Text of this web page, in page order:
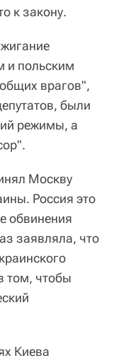
к закону.
и польским
врагов",
были
режимы, а
Москву
Россия это
обвинения
заявляла, что
том, чтобы
Киева